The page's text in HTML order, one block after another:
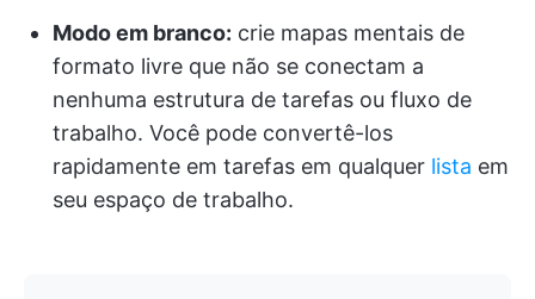
Modo em branco: crie mapas mentais de
formato livre que não se conectam a
nenhuma estrutura de tarefas ou fluxo de
trabalho. Você pode convertê-los
rapidamente em tarefas em qualquer lista em
seu espaço de trabalho.